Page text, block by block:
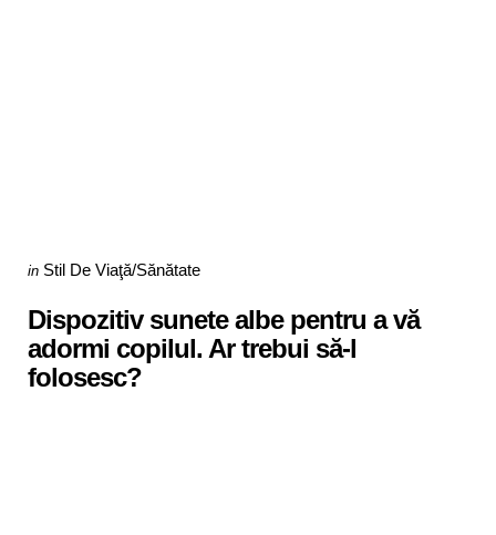
Categories
Posted
in Stil De Viaţă/Sănătate
Dispozitiv sunete albe pentru a vă
adormi copilul. Ar trebui să-l
folosesc?